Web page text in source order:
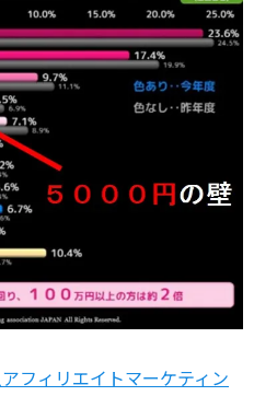
フィリエイトマーケティン